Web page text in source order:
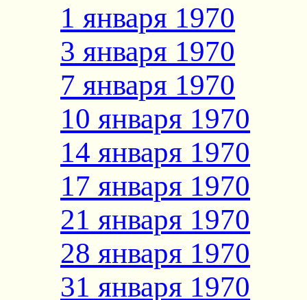
1 января 1970
3 января 1970
7 января 1970
10 января 1970
14 января 1970
17 января 1970
21 января 1970
28 января 1970
31 января 1970